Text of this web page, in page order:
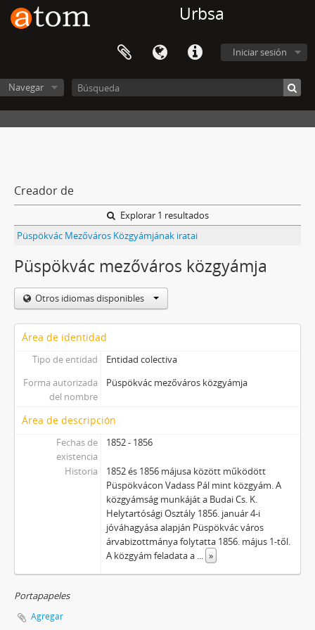
Urbsa
Iniciar sesión
Navegar
Creador de
Explorar 1 resultados
Püspökvác Mezőváros Közgyámjának iratai
Püspökvác mezőváros közgyámja
Otros idiomas disponibles
Área de identidad
Tipo de entidad
Entidad colectiva
Forma autorizada
del nombre
Püspökvác mezőváros közgyámja
Área de descripción
Fechas de
existencia
1852 - 1856
Historia
1852 és 1856 májusa között működött
Püspökvácon Vadass Pál mint közgyám. A
közgyámság munkáját a Budai Cs. K.
Helytartósági Osztály 1856. január 4-i
jóváhagyása alapján Püspökvác város
árvabizottmánya folytatta 1856. május 1-től.
A közgyám feladata a ... »
Portapapeles
Agregar